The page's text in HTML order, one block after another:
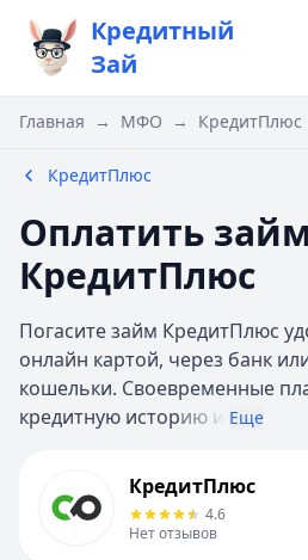
Кредитный
Зай
Главная → МФО → КредитПлюс
КредитПлюс
Оплатить займ
КредитПлюс
Погасите займ КредитПлюс
онлайн картой, через банк
кошельки. Своевременные
кредитную историю и Еще
ИнформацияКредитПлюс
4.6
Нет отзывов